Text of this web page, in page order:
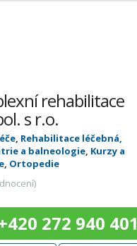
rehabilitace
s r.o.
, Rehabilitace léčebná,
a balneologie, Kurzy a
, Ortopedie
272 940 401